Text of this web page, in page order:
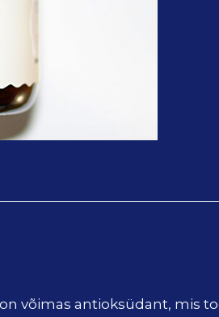
võimas antioksüdant, mis